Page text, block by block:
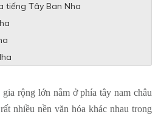
tiếng Tây Ban Nha
rộng lớn nằm ở phía tây nam châu
nhiều nền văn hóa khác nhau trong